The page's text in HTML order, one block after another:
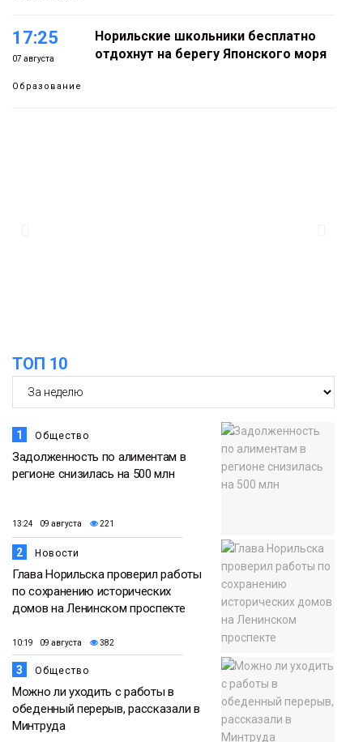
17:25
07 августа
Образование
Норильские школьники бесплатно
отдохнут на берегу Японского моря
Спорт
ТОП 10
1 Общество
Задолженность по алиментам в
регионе снизилась на 500 млн
13:24 09 августа 221
2 Новости
Глава Норильска проверил работы
по сохранению исторических
домов на Ленинском проспекте
10:19 09 августа 382
3 Общество
Можно ли уходить с работы в
обеденный перерыв, рассказали в
Минтруда